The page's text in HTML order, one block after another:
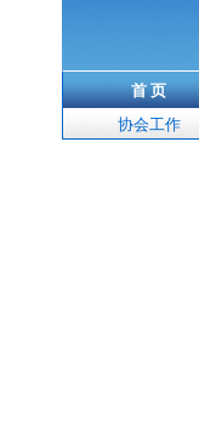
首 页
协会工作